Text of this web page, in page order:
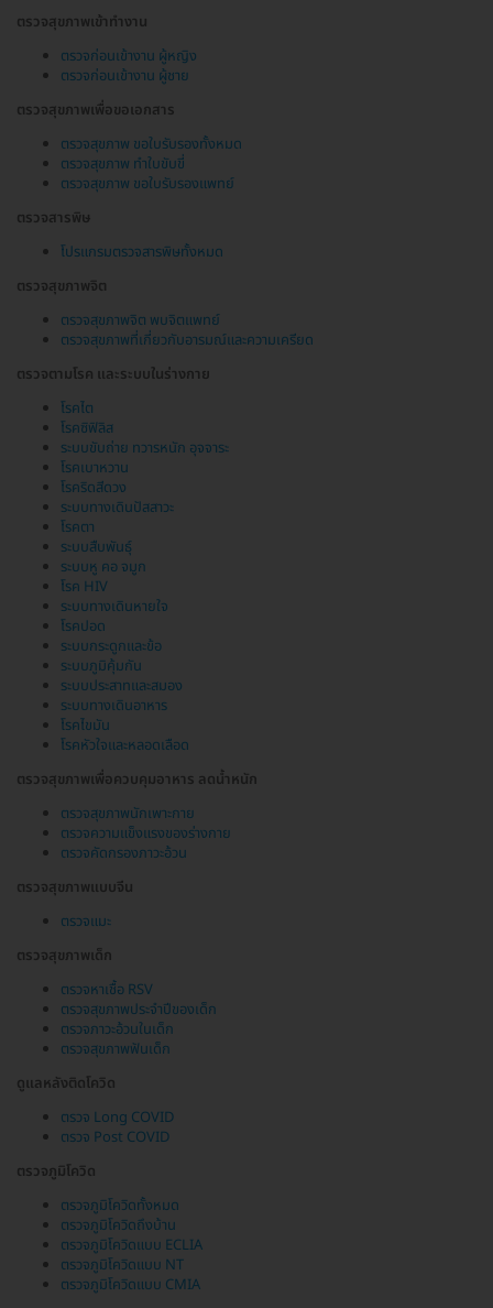
ตรวจสุขภาพเข้าทำงาน
ตรวจก่อนเข้างาน ผู้หญิง
ตรวจก่อนเข้างาน ผู้ชาย
ตรวจสุขภาพเพื่อขอเอกสาร
ตรวจสุขภาพ ขอใบรับรองทั้งหมด
ตรวจสุขภาพ ทำใบขับขี่
ตรวจสุขภาพ ขอใบรับรองแพทย์
ตรวจสารพิษ
โปรแกรมตรวจสารพิษทั้งหมด
ตรวจสุขภาพจิต
ตรวจสุขภาพจิต พบจิตแพทย์
ตรวจสุขภาพที่เกี่ยวกับอารมณ์และความเครียด
ตรวจตามโรค และระบบในร่างกาย
โรคไต
โรคซิฟิลิส
ระบบขับถ่าย ทวารหนัก อุจจาระ
โรคเบาหวาน
โรคริดสีดวง
ระบบทางเดินปัสสาวะ
โรคตา
ระบบสืบพันธุ์
ระบบหู คอ จมูก
โรค HIV
ระบบทางเดินหายใจ
โรคปอด
ระบบกระดูกและข้อ
ระบบภูมิคุ้มกัน
ระบบประสาทและสมอง
ระบบทางเดินอาหาร
โรคไขมัน
โรคหัวใจและหลอดเลือด
ตรวจสุขภาพเพื่อควบคุมอาหาร ลดน้ำหนัก
ตรวจสุขภาพนักเพาะกาย
ตรวจความแข็งแรงของร่างกาย
ตรวจคัดกรองภาวะอ้วน
ตรวจสุขภาพแบบจีน
ตรวจแมะ
ตรวจสุขภาพเด็ก
ตรวจหาเชื้อ RSV
ตรวจสุขภาพประจำปีของเด็ก
ตรวจภาวะอ้วนในเด็ก
ตรวจสุขภาพฟันเด็ก
ดูแลหลังติดโควิด
ตรวจ Long COVID
ตรวจ Post COVID
ตรวจภูมิโควิด
ตรวจภูมิโควิดทั้งหมด
ตรวจภูมิโควิดถึงบ้าน
ตรวจภูมิโควิดแบบ ECLIA
ตรวจภูมิโควิดแบบ NT
ตรวจภูมิโควิดแบบ CMIA